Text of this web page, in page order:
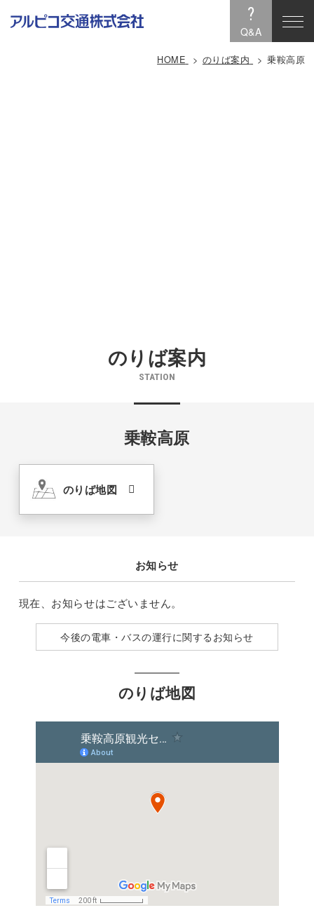
?
Q&A
HOME のりば案内 乗鞍高原
のりば案内
STATION
乗鞍高原
のりば地図
お知らせ
現在、お知らせはございません。
今後の電車・バスの運行に関するお知らせ
のりば地図